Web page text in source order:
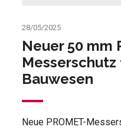
28/05/2025
Neuer 50 mm
Bauwesen
Neue PROMET-